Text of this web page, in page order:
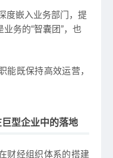
度嵌入业务部门，提
务的“智囊团”，也
能既保持高效运营，
型企业中的落地
财经组织体系的搭建